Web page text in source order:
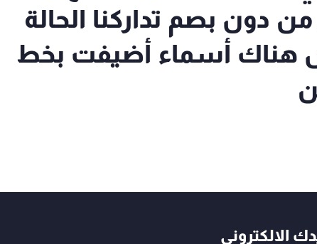
دون بصم تداركنا الحالة
هناك أسماء أضيفت بخط
الالكتروني